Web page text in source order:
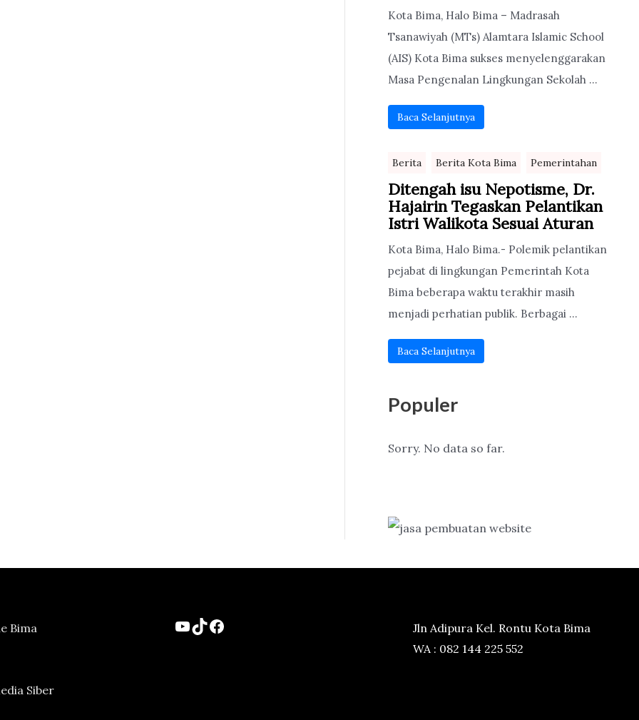
Kota Bima, Halo Bima – Madrasah
Tsanawiyah (MTs) Alamtara Islamic School
(AIS) Kota Bima sukses menyelenggarakan
Masa Pengenalan Lingkungan Sekolah ...
Baca Selanjutnya
Berita Berita Kota Bima Pemerintahan
Ditengah isu Nepotisme, Dr.
Hajairin Tegaskan Pelantikan
Istri Walikota Sesuai Aturan
Kota Bima, Halo Bima.- Polemik pelantikan
pejabat di lingkungan Pemerintah Kota
Bima beberapa waktu terakhir masih
menjadi perhatian publik. Berbagai ...
Baca Selanjutnya
Populer
Sorry. No data so far.
Bima
Siber
YouTube
TikTok
Facebook
Jln Adipura Kel. Rontu Kota Bima
WA : 082 144 225 552